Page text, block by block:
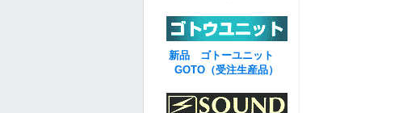
新品 ゴトーユニット
GOTO（受注生産品）